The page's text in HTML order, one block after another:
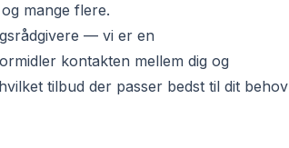
mange flere.
— vi er en
kontakten mellem dig og
tilbud der passer bedst til dit behov